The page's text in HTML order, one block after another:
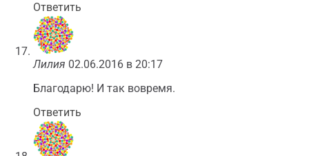
Ответить
Лилия 02.06.2016 в 20:17
Благодарю! И так вовремя.
Ответить